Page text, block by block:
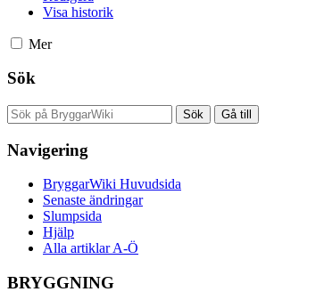
Visa historik
Mer
Sök
Navigering
BryggarWiki Huvudsida
Senaste ändringar
Slumpsida
Hjälp
Alla artiklar A-Ö
BRYGGNING